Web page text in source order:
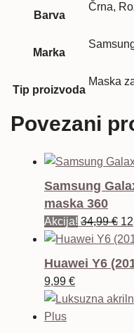
Barva
Črna,
Marka
Tip proizvoda
Maska
Povezani
Samsung
maska 360
Akcija! 34,99€
Huawei Y6
9,99 €